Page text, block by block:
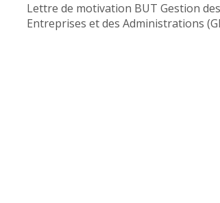
Lettre de motivation BUT Gestion des
Entreprises et des Administrations